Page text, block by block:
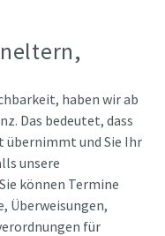
haben wir ab
Das bedeutet, dass
übernimmt und Sie Ihr
unsere
können Termine
Überweisungen,
für